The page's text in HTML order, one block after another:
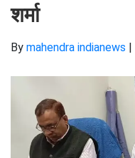
शर्मा
By mahendra indianews |